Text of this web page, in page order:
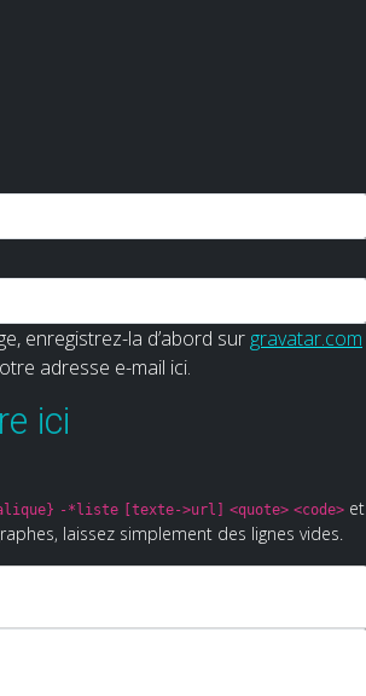
enregistrez-la d’abord sur gravatar.com
adresse e-mail ici.
ici
-*liste [texte->url] <quote> <code> et
laissez simplement des lignes vides.